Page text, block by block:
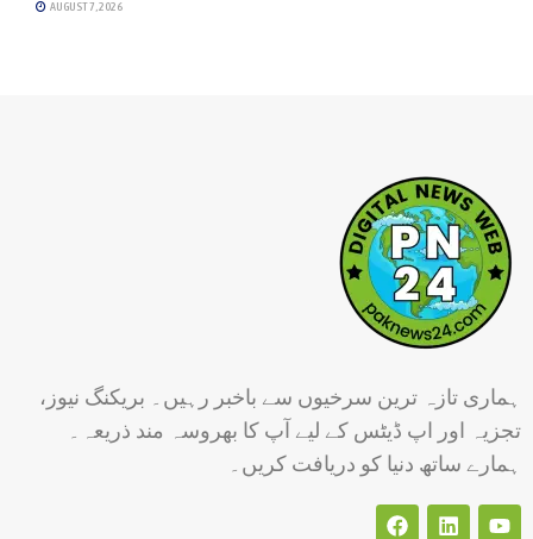
AUGUST 7, 2026
ہماری تازہ ترین سرخیوں سے باخبر رہیں۔ بریکنگ نیوز،
تجزیہ اور اپ ڈیٹس کے لیے آپ کا بھروسہ مند ذریعہ۔
ہمارے ساتھ دنیا کو دریافت کریں۔